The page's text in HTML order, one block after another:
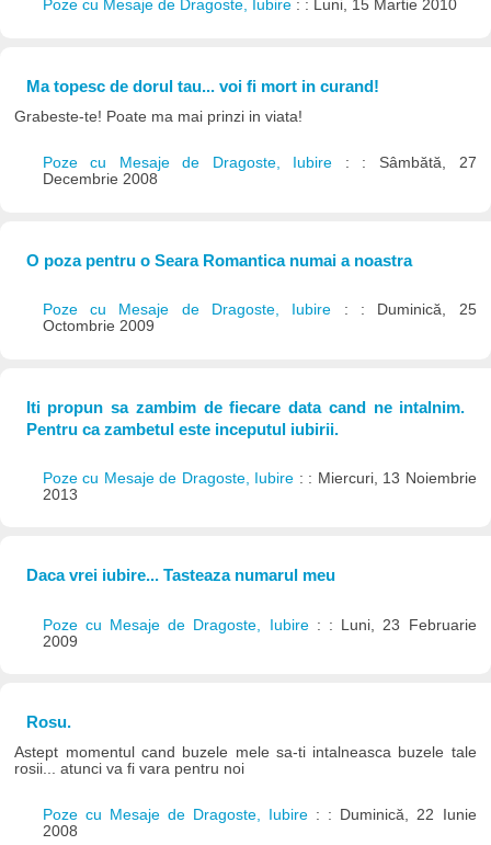
Poze cu Mesaje de Dragoste, Iubire : : Luni, 15 Martie 2010
Ma topesc de dorul tau... voi fi mort in curand!
Grabeste-te! Poate ma mai prinzi in viata!
Poze cu Mesaje de Dragoste, Iubire : : Sâmbătă, 27
Decembrie 2008
O poza pentru o Seara Romantica numai a noastra
Poze cu Mesaje de Dragoste, Iubire : : Duminică, 25
Octombrie 2009
Iti propun sa zambim de fiecare data cand ne intalnim.
Pentru ca zambetul este inceputul iubirii.
Poze cu Mesaje de Dragoste, Iubire : : Miercuri, 13 Noiembrie
2013
Daca vrei iubire... Tasteaza numarul meu
Poze cu Mesaje de Dragoste, Iubire : : Luni, 23 Februarie
2009
Rosu.
Astept momentul cand buzele mele sa-ti intalneasca buzele tale
rosii... atunci va fi vara pentru noi
Poze cu Mesaje de Dragoste, Iubire : : Duminică, 22 Iunie
2008